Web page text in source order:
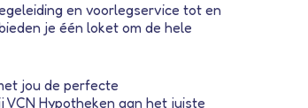
en voorlegservice tot en
je één loket om de hele
jou de perfecte
Hypotheken aan het juiste